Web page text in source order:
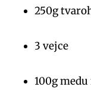
250g
3 vejce
100g